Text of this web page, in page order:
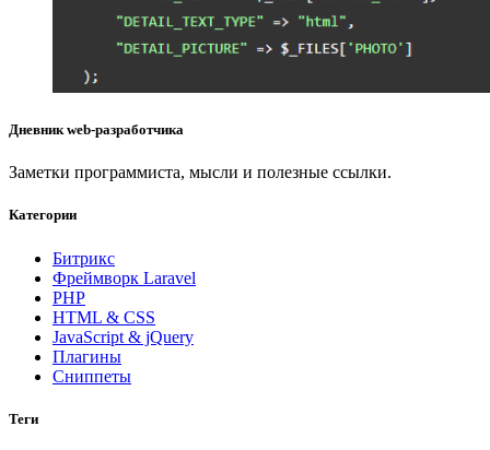
Дневник web-разработчика
Заметки программиста, мысли и полезные ссылки.
Категории
Битрикс
Фреймворк Laravel
PHP
HTML & CSS
JavaScript & jQuery
Плагины
Сниппеты
Теги